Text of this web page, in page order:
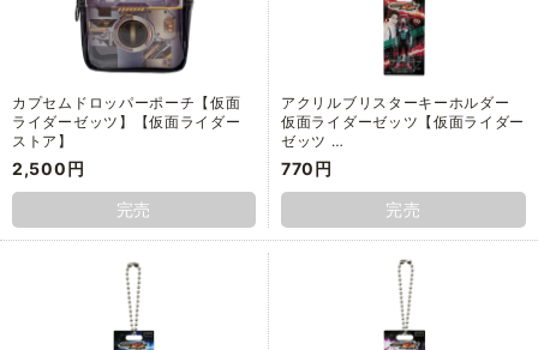
カプセムドロッパーポーチ【仮面
ライダーゼッツ】【仮面ライダー
ストア】
2,500円
完売
アクリルブリスターキーホルダー
仮面ライダーゼッツ【仮面ライダー
ゼッツ …
770円
完売